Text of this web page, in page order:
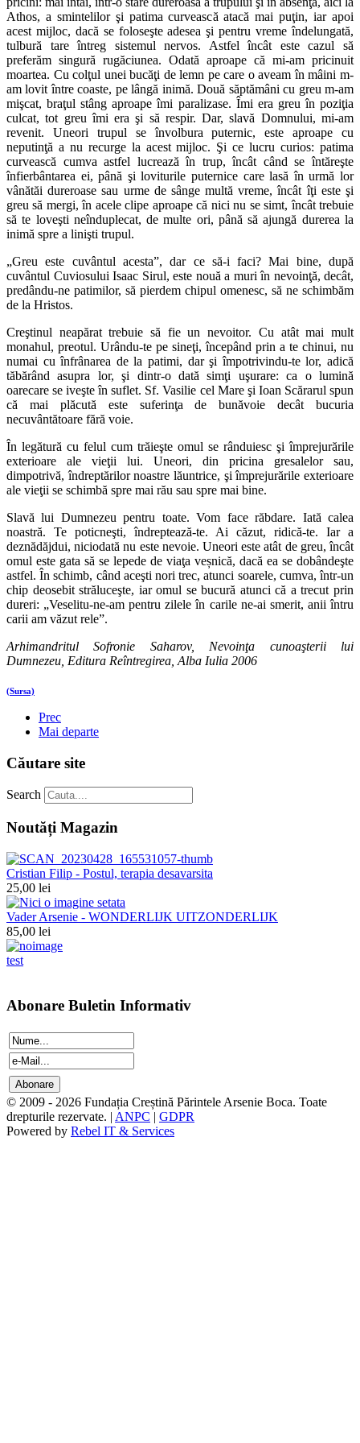
Athos, a smintelilor şi patima curvească atacă mai puţin, iar apoi
acest mijloc, dacă se foloseşte adesea şi pentru vreme îndelungată,
tulbură tare întreg sistemul nervos. Astfel încât este cazul să
preferăm singură rugăciunea. Odată aproape că mi-am pricinuit
moartea. Cu colţul unei bucăţi de lemn pe care o aveam în mâini m-
am lovit între coaste, pe lângă inimă. Două săptămâni cu greu m-am
mişcat, braţul stâng aproape îmi paralizase. Îmi era greu în poziţia
culcat, tot greu îmi era şi să respir. Dar, slavă Domnului, mi-am
revenit. Uneori trupul se învolbura puternic, este aproape cu
neputinţă a nu recurge la acest mijloc. Şi ce lucru curios: patima
curvească cumva astfel lucrează în trup, încât când se întăreşte
înfierbântarea ei, până şi loviturile puternice care lasă în urmă lor
vânătăi dureroase sau urme de sânge multă vreme, încât îţi este şi
greu să mergi, în acele clipe aproape că nici nu se simt, încât trebuie
să te loveşti neînduplecat, de multe ori, până să ajungă durerea la
inimă spre a linişti trupul.
„Greu este cuvântul acesta”, dar ce să-i faci? Mai bine, după
cuvântul Cuviosului Isaac Sirul, este nouă a muri în nevoinţă, decât,
predându-ne patimilor, să pierdem chipul omenesc, să ne schimbăm
de la Hristos.
Creştinul neapărat trebuie să fie un nevoitor. Cu atât mai mult
monahul, preotul. Urându-te pe sineţi, începând prin a te chinui, nu
numai cu înfrânarea de la patimi, dar şi împotrivindu-te lor, adică
tăbărând asupra lor, şi dintr-o dată simţi uşurare: ca o lumină
oarecare se iveşte în suflet. Sf. Vasilie cel Mare şi Ioan Scărarul spun
că mai plăcută este suferinţa de bunăvoie decât bucuria
necuvântătoare fără voie.
În legătură cu felul cum trăieşte omul se rânduiesc şi împrejurările
exterioare ale vieţii lui. Uneori, din pricina gresalelor sau,
dimpotrivă, îndreptărilor noastre lăuntrice, şi împrejurările exterioare
ale vieţii se schimbă spre mai rău sau spre mai bine.
Slavă lui Dumnezeu pentru toate. Vom face răbdare. Iată calea
noastră. Te poticneşti, îndreptează-te. Ai căzut, ridică-te. Iar a
deznădăjdui, niciodată nu este nevoie. Uneori este atât de greu, încât
omul este gata să se lepede de viaţa veșnică, dacă ea se dobândeşte
astfel. În schimb, când aceşti nori trec, atunci soarele, cumva, într-un
chip deosebit străluceşte, iar omul se bucură atunci că a trecut prin
dureri: „Veselitu-ne-am pentru zilele în carile ne-ai smerit, anii întru
carii am văzut rele”.
Arhimandritul Sofronie Saharov, Nevoinţa cunoaşterii lui
Dumnezeu, Editura Reîntregirea, Alba Iulia 2006
(Sursa)
Prec
Mai departe
Căutare site
Search
Noutăți Magazin
Cristian Filip - Postul, terapia desavarsita
25,00 lei
Vader Arsenie - WONDERLIJK UITZONDERLIJK
85,00 lei
test
Abonare Buletin Informativ
© 2009 - 2026 Fundația Creștină Părintele Arsenie Boca. Toate
drepturile rezervate. | ANPC | GDPR
Powered by Rebel IT & Services